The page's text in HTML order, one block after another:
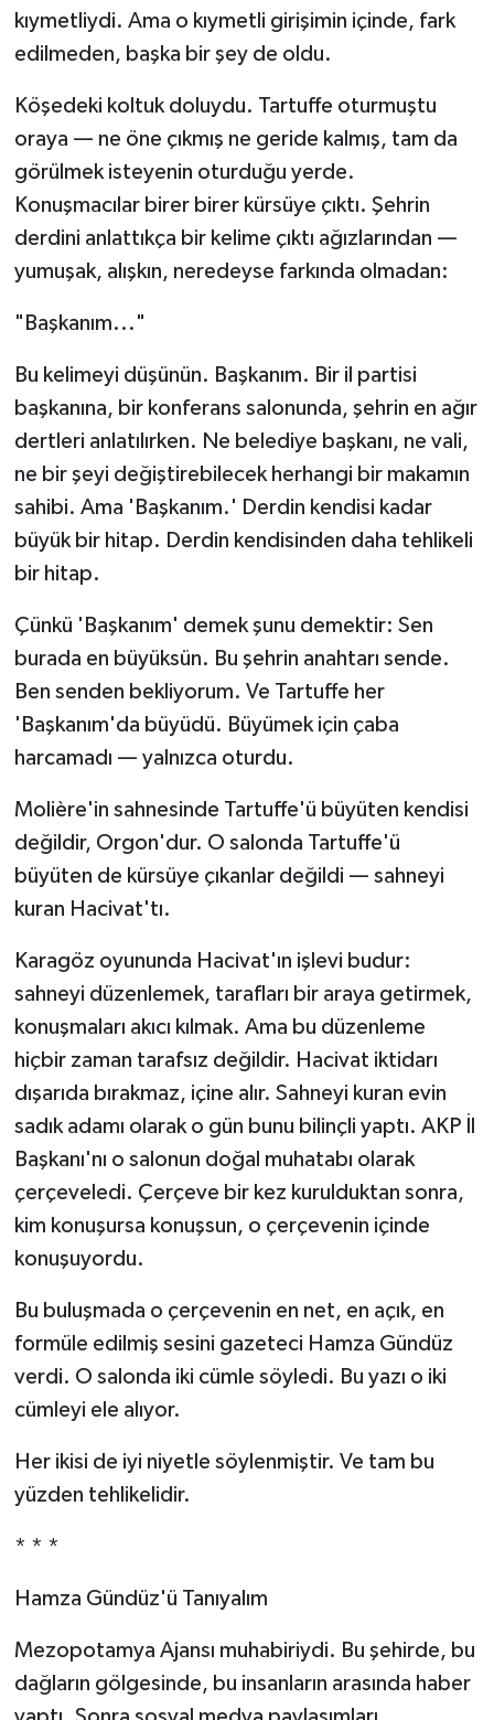
kıymetliydi. Ama o kıymetli girişimin içinde, fark
edilmeden, başka bir şey de oldu.
Köşedeki koltuk doluydu. Tartuffe oturmuştu
oraya — ne öne çıkmış ne geride kalmış, tam da
görülmek isteyenin oturduğu yerde.
Konuşmacılar birer birer kürsüye çıktı. Şehrin
derdini anlattıkça bir kelime çıktı ağızlarından —
yumuşak, alışkın, neredeyse farkında olmadan:
"Başkanım..."
Bu kelimeyi düşünün. Başkanım. Bir il partisi
başkanına, bir konferans salonunda, şehrin en ağır
dertleri anlatılırken. Ne belediye başkanı, ne vali,
ne bir şeyi değiştirebilecek herhangi bir makamın
sahibi. Ama 'Başkanım.' Derdin kendisi kadar
büyük bir hitap. Derdin kendisinden daha tehlikeli
bir hitap.
Çünkü 'Başkanım' demek şunu demektir: Sen
burada en büyüksün. Bu şehrin anahtarı sende.
Ben senden bekliyorum. Ve Tartuffe her
'Başkanım'da büyüdü. Büyümek için çaba
harcamadı — yalnızca oturdu.
Molière'in sahnesinde Tartuffe'ü büyüten kendisi
değildir, Orgon'dur. O salonda Tartuffe'ü
büyüten de kürsüye çıkanlar değildi — sahneyi
kuran Hacivat'tı.
Karagöz oyununda Hacivat'ın işlevi budur:
sahneyi düzenlemek, tarafları bir araya getirmek,
konuşmaları akıcı kılmak. Ama bu düzenleme
hiçbir zaman tarafsız değildir. Hacivat iktidarı
dışarıda bırakmaz, içine alır. Sahneyi kuran evin
sadık adamı olarak o gün bunu bilinçli yaptı. AKP İl
Başkanı'nı o salonun doğal muhatabı olarak
çerçeveledi. Çerçeve bir kez kurulduktan sonra,
kim konuşursa konuşsun, o çerçevenin içinde
konuşuyordu.
Bu buluşmada o çerçevenin en net, en açık, en
formüle edilmiş sesini gazeteci Hamza Gündüz
verdi. O salonda iki cümle söyledi. Bu yazı o iki
cümleyi ele alıyor.
Her ikisi de iyi niyetle söylenmiştir. Ve tam bu
yüzden tehlikelidir.
* * *
Hamza Gündüz'ü Tanıyalım
Mezopotamya Ajansı muhabiriydi. Bu şehirde, bu
dağların gölgesinde, bu insanların arasında haber
YAŞAM